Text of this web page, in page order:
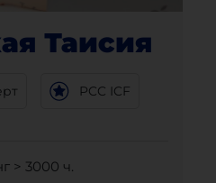
Таисия
PCC ICF
> 3000 ч.